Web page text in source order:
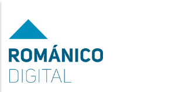
contenido
principal